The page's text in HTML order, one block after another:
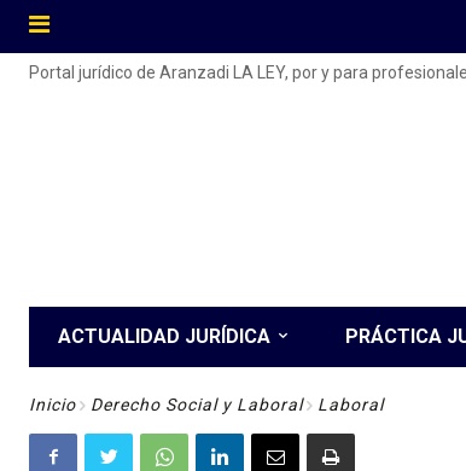
Portal jurídico de Aranzadi LA LEY, por y para
ACTUALIDAD JURÍDICA PRÁCTICA
Inicio Derecho Social y Laboral Laboral